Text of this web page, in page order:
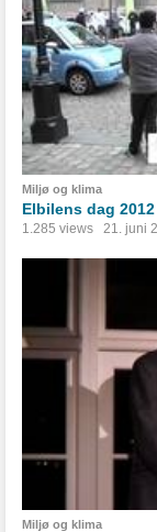
Miljø og klima
Elbilens dag 2012
1.285 views 21. juni
Miljø og klima